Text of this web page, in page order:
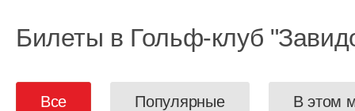
Билеты в Гольф-клуб
Все Популярные В этом